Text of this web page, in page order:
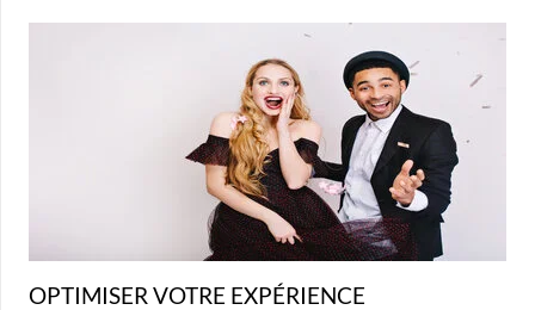
OPTIMISER VOTRE EXPÉRIENCE